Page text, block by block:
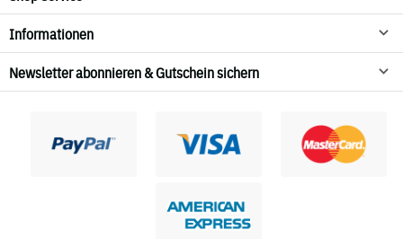
Nicht trocknen
Informationen
Newsletter abonnieren & Gutschein sichern